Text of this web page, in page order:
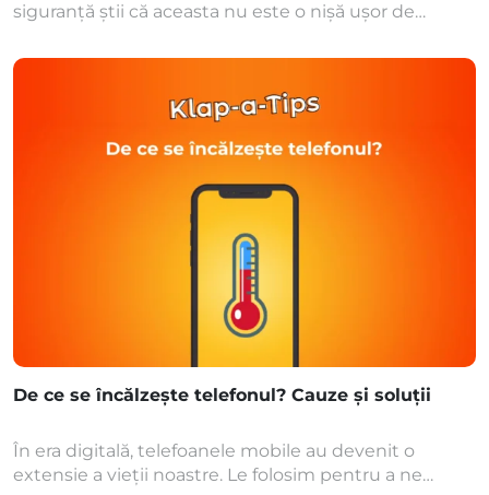
siguranță știi că aceasta nu este o nișă ușor de
mișcările rapide ale subiectului reprezintă provocări
setărilor camerei poate face diferența între o
concertele se desfășoară […]
De ce se încălzește telefonul? Cauze și soluții
În era digitală, telefoanele mobile au devenit o
extensie a vieții noastre. Le folosim pentru a ne